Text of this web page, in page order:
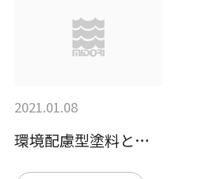
2021.01.08
環境配慮型塗料とは？ ー作業者が健康障害…